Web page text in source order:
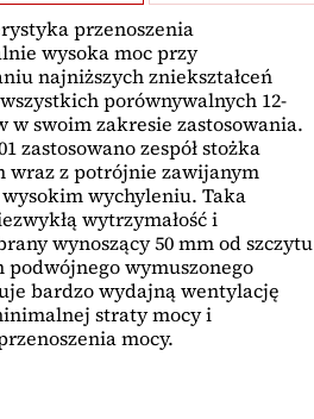
przenoszenia
wysoka moc przy
najniższych zniekształceń
porównywalnych 12-
swoim zakresie zastosowania.
zastosowano zespół stożka
wraz z potrójnie zawijanym
wychyleniu. Taka
wytrzymałość i
wynoszący 50 mm od szczytu
podwójnego wymuszonego
bardzo wydajną wentylację
straty mocy i
mocy.